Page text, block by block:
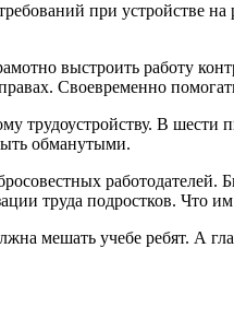
при устройстве на
выстроить работу
Своевременно
трудоустройству. В шести
обманутыми.
работодателей.
труда подростков. Что
мешать учебе ребят. А